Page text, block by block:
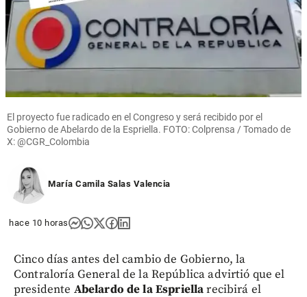
El proyecto fue radicado en el Congreso y será recibido por el
Gobierno de Abelardo de la Espriella. FOTO: Colprensa / Tomado de
X: @CGR_Colombia
María Camila Salas Valencia
hace 10 horas
Cinco días antes del cambio de Gobierno, la
Contraloría General de la República advirtió que el
presidente Abelardo de la Espriellarecibirá el